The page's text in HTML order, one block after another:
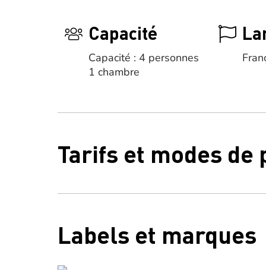
Capacité
Capacité : 4 personnes
1 chambre
Tarifs et modes de
Labels et marques